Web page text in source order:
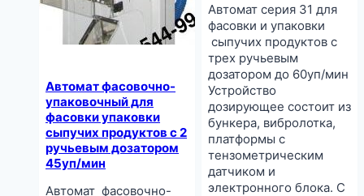
Автомат фасовочно-
упаковочный для
фасовки упаковки
сыпучих продуктов с 2
ручьевым дозатором
45уп/мин
Автомат фасовочно-
Автомат серия 31 для
фасовки и упаковки
сыпучих продуктов с
трех ручьевым
дозатором до 60уп/мин
Устройство
дозирующее состоит из
бункера, вибролотка,
платформы с
тензометрическим
датчиком и
электронного блока. С